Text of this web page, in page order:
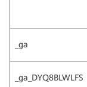
_ga
_ga_DYQ8BLWLFS